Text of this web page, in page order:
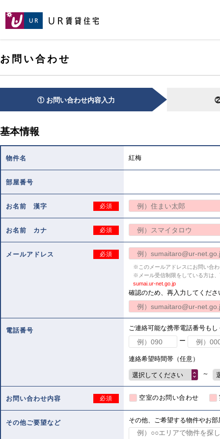
[こ
ヘ
ッ
ダ
お問い合わせ
[こ
か
文
す。]
か
イ
コ
ツ
す。]
① お問い合わせ内容入力 ②
基本情報
物件名 紅梅
部屋番号
お名前 漢字 必須
お名前 カナ 必須
メールアドレス 必須
※このメールアドレスにお問い合
※メール受信制限をしている方は
sumai.ur-net.go.jp
確認のため、再入力してくださ
電話番号
ご連絡可能な携帯電話番号も
ー
連絡希望時間帯（任意）
選択してください ～
お問い合わせ内容 必須 空室のお問い合わせ
その他ご要望など その他、ご希望する物件やお
ペ
先
頭
へ